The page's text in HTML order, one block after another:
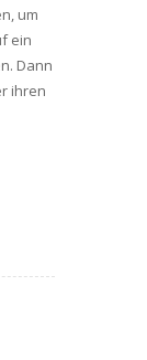
um
ein
Dann
ihren